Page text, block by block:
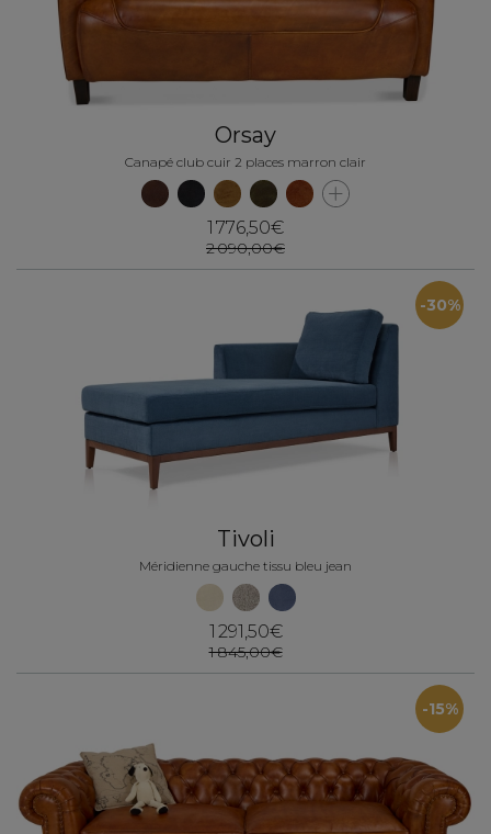
Orsay
Canapé club cuir 2 places marron clair
1 776,50€
2 090,00€
-30%
Tivoli
Méridienne gauche tissu bleu jean
1 291,50€
1 845,00€
-15%